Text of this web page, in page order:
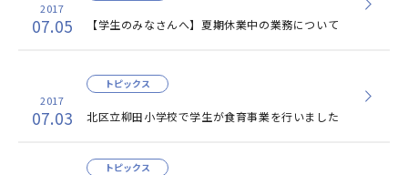
2017
07.05 【学生のみなさんへ】夏期休業中の業務について
2017
07.03 北区立柳田小学校で学生が食育事業を行いました
トピックス
トピックス